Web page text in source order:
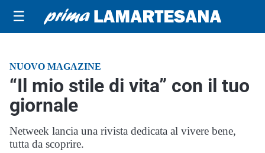
☰
NUOVO MAGAZINE
“Il mio stile di vita” con il tuo
giornale
Netweek lancia una rivista dedicata al vivere bene,
tutta da scoprire.